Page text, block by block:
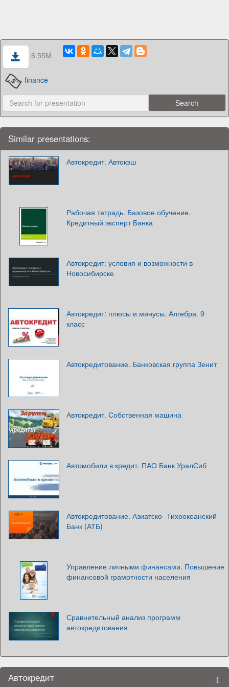
6.55M
finance
Similar presentations:
Автокредит. Автокэш
Рабочая тетрадь. Базовое обучение.
Кредитный эксперт Банка
Автокредит: условия и возможности в
Новосибирске
Автокредит: плюсы и минусы. Алгебра. 9
класс
Автокредитование. Банковская группа Зенит
Автокредит. Собственная машина
Автомобили в кредит. ПАО Банк УралСиб
Автокредитование. Азиатско- Тихоокеанский
Банк (АТБ)
Управление личными финансами. Повышение
финансовой грамотности населения
Сравнительный анализ программ
автокредитования
Автокредит